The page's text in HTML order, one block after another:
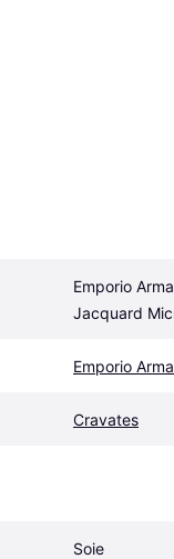
Emporio
Jacquard
Emporio
Cravates
Soie